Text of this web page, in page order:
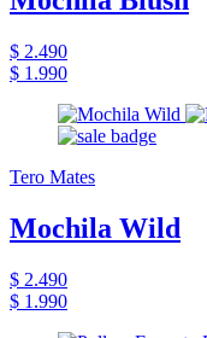
$ 2.490
$ 1.990
Tero Mates
Mochila Wild
$ 2.490
$ 1.990